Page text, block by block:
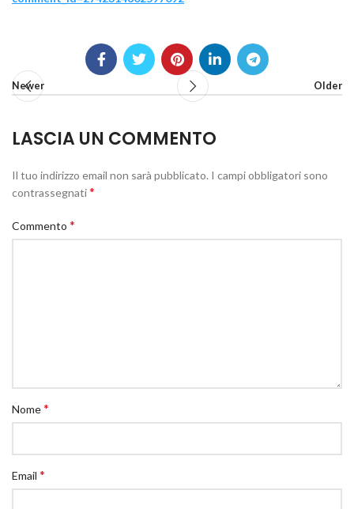
Newer Older
LASCIA UN COMMENTO
Il tuo indirizzo email non sarà pubblicato. I campi obbligatori sono
contrassegnati*
Commento *
Nome*
Email *